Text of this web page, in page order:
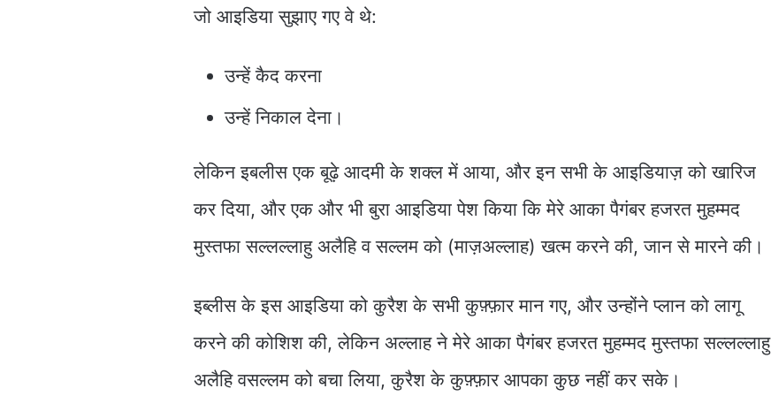
जो आइडिया सुझाए गए वे थे:
उन्हें कैद करना
उन्हें निकाल देना।
लेकिन इबलीस एक बूढ़े आदमी के शक्ल में आया, और इन सभी के आइडियाज़ को खारिज
कर दिया, और एक और भी बुरा आइडिया पेश किया कि मेरे आका पैगंबर हजरत मुहम्मद
मुस्तफा सल्लल्लाहु अलैहि व सल्लम को (माज़अल्लाह) खत्म करने की, जान से मारने की।
इब्लीस के इस आइडिया को कुरैश के सभी कुफ़्फ़ार मान गए, और उन्होंने प्लान को लागू
करने की कोशिश की, लेकिन अल्लाह ने मेरे आका पैगंबर हजरत मुहम्मद मुस्तफा सल्लल्लाहु
अलैहि वसल्लम को बचा लिया, कुरैश के कुफ़्फ़ार आपका कुछ नहीं कर सके।